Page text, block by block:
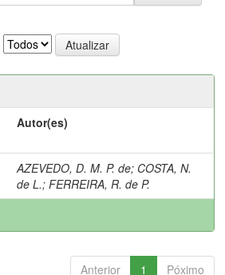
Autor(es)
AZEVEDO, D. M. P. de; COSTA, N.
de L.;FERREIRA, R. de P.
Anterior 1 Póximo